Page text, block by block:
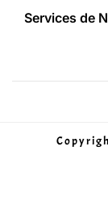
Services de